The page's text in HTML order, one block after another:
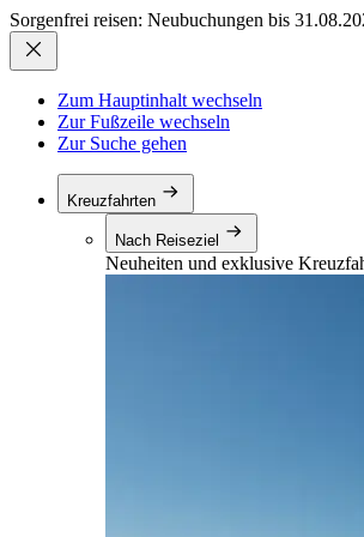
Sorgenfrei reisen: Neubuchungen bis
Zum Hauptinhalt wechseln
Zur Fußzeile wechseln
Zur Suche gehen
Kreuzfahrten
Nach Reiseziel
Neuheiten und exklusive